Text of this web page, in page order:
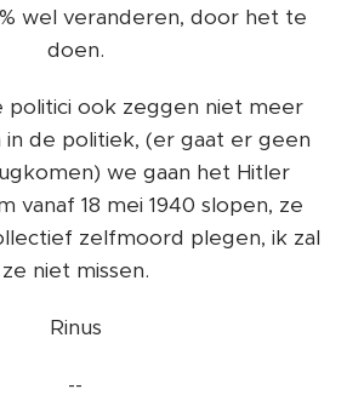
wel veranderen, door het te
doen.
politici ook zeggen niet meer
de politiek, (er gaat er geen
we gaan het Hitler
vanaf 18 mei 1940 slopen, ze
zelfmoord plegen, ik zal
ze niet missen.
Rinus
--